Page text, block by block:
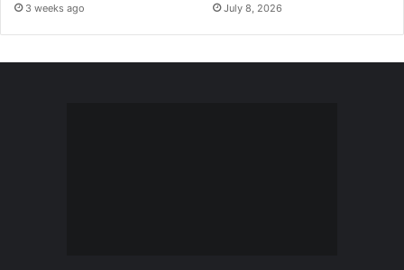
3 weeks ago July 8, 2026